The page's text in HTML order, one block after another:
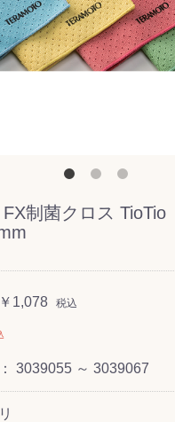
FX制菌クロス TioTio
￥1,078 税込
3039055 ～ 3039067